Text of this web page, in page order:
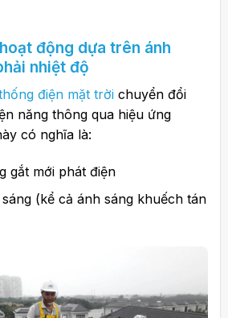
động dựa trên ánh
nhiệt độ
điện mặt trờichuyển đổi
năng thông qua hiệu ứng
có nghĩa là:
gắt mới phát điện
(kể cả ánh sáng khuếch tán